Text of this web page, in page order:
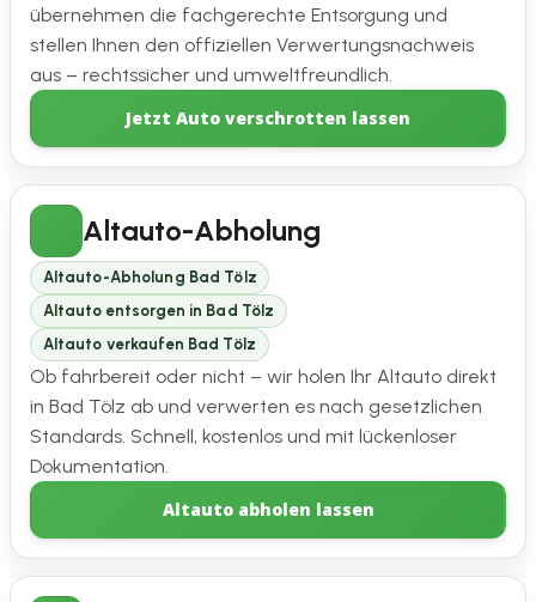
übernehmen die fachgerechte Entsorgung und
stellen Ihnen den offiziellen Verwertungsnachweis
aus – rechtssicher und umweltfreundlich.
Jetzt Auto verschrotten lassen
Altauto-Abholung
Altauto-Abholung Bad Tölz
Altauto entsorgen in Bad Tölz
Altauto verkaufen Bad Tölz
Ob fahrbereit oder nicht – wir holen Ihr Altauto direkt
in Bad Tölz ab und verwerten es nach gesetzlichen
Standards. Schnell, kostenlos und mit lückenloser
Dokumentation.
Altauto abholen lassen